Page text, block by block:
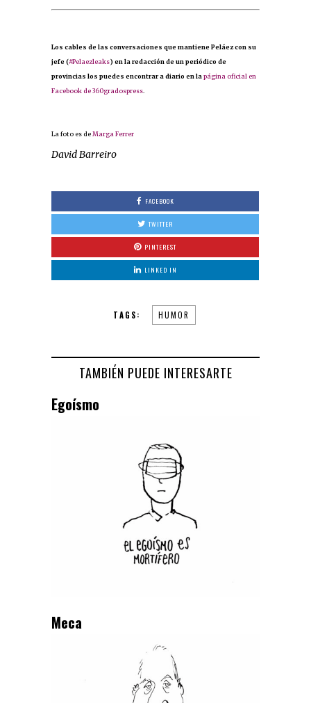
Los cables de las conversaciones que mantiene Peláez con su
jefe (#Pelaezleaks) en la redacción de un periódico de
provincias los puedes encontrar a diario en lapágina oficial en
Facebook de 360gradospress
La foto es deMarga Ferrer
David Barreiro
FACEBOOK
TWITTER
PINTEREST
LINKED IN
TAGS: HUMOR
TAMBIÉN PUEDE INTERESARTE
Egoísmo
Meca